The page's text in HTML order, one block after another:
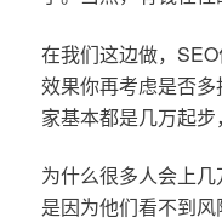
在我们这边做，
效果你再考虑是否
家基本都是几万起步
为什么很多人会上几
是因为他们看不到